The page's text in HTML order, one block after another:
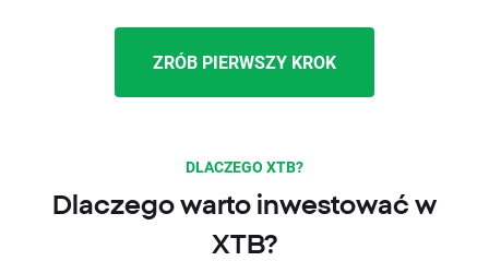
ZRÓB PIERWSZY KROK
DLACZEGO XTB?
Dlaczego warto inwestować w
XTB?